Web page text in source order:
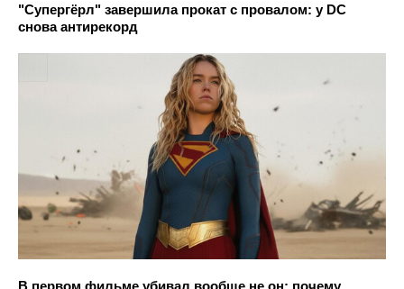
"Супергёрл" завершила прокат с провалом: у DC
снова антирекорд